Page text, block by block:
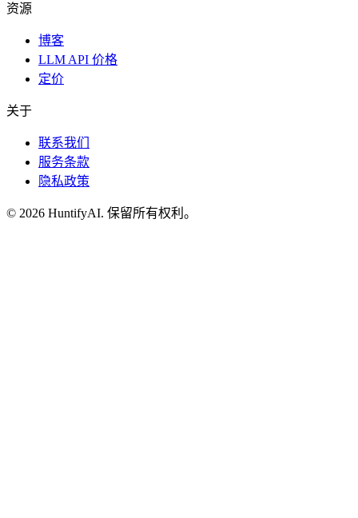
资源
博客
LLM API 价格
定价
关于
联系我们
服务条款
隐私政策
© 2026 HuntifyAI. 保留所有权利。